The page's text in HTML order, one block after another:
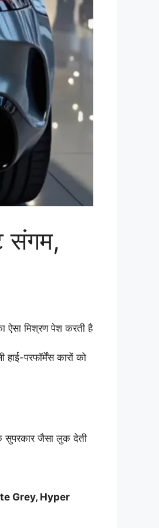
संगम,
ऐसा मिश्रण पेश करती है
हाई-परफॉर्मेंस कारों को
सुपरकार जैसा लुक देती
Grey, Hyper